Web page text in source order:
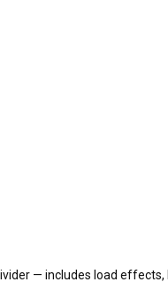
— includes load